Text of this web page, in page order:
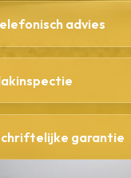
advies
garantie